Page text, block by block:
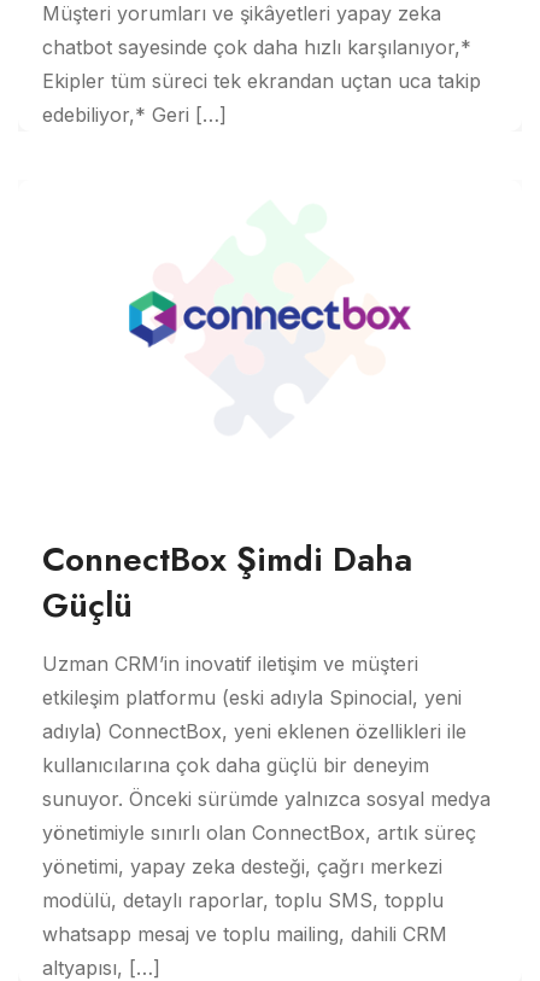
Müşteri yorumları ve şikâyetleri yapay zeka
chatbot sayesinde çok daha hızlı karşılanıyor,*
Ekipler tüm süreci tek ekrandan uçtan uca takip
edebiliyor,* Geri […]
ConnectBox Şimdi Daha
Güçlü
Uzman CRM’in inovatif iletişim ve müşteri
etkileşim platformu (eski adıyla Spinocial, yeni
adıyla) ConnectBox, yeni eklenen özellikleri ile
kullanıcılarına çok daha güçlü bir deneyim
sunuyor. Önceki sürümde yalnızca sosyal medya
yönetimiyle sınırlı olan ConnectBox, artık süreç
yönetimi, yapay zeka desteği, çağrı merkezi
modülü, detaylı raporlar, toplu SMS, topplu
whatsapp mesaj ve toplu mailing, dahili CRM
altyapısı, […]